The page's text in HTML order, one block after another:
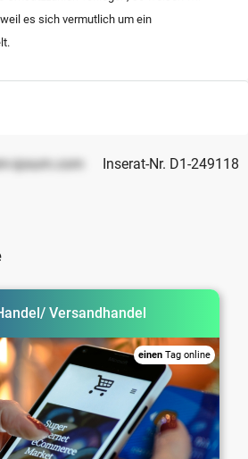
es sich vermutlich um ein
ipsum.com Inserat-Nr. D1-249118
Versandhandel
einen Tag online